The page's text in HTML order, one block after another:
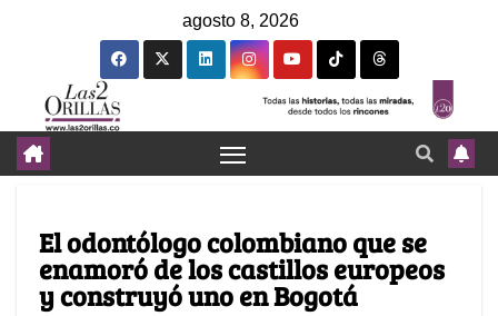
agosto 8, 2026
El odontólogo colombiano que se
enamoró de los castillos europeos
y construyó uno en Bogotá